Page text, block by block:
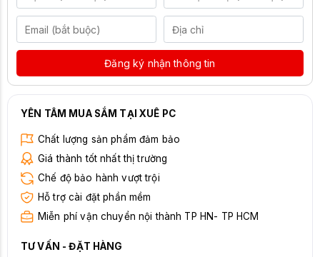
Đăng ký nhận thông tin
YÊN TÂM MUA SẮM TẠI XUÊ PC
Chất lượng sản phẩm đảm bảo
Giá thành tốt nhất thị trường
Chế độ bảo hành vượt trội
Hỗ trợ cài đặt phần mềm
Miễn phí vận chuyển nội thành TP HN- TP HCM
TƯ VẤN - ĐẶT HÀNG